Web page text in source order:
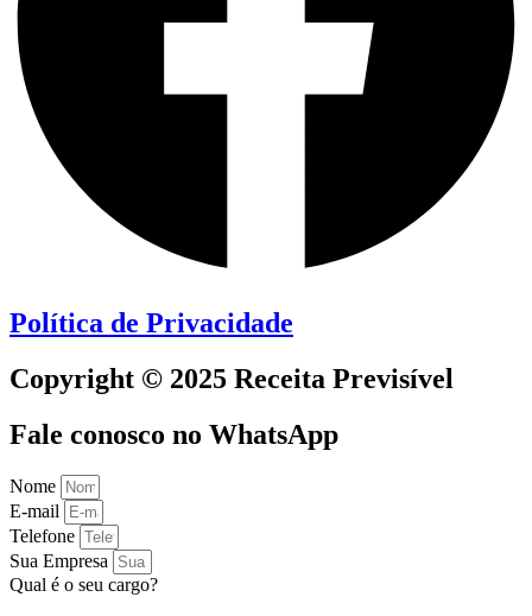
Política de Privacidade
Copyright © 2025 Receita Previsível
Fale conosco no WhatsApp
Nome
E-mail
Telefone
Sua Empresa
Qual é o seu cargo?